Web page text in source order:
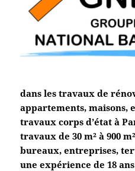
dans les travaux de
appartements, maisons,
travaux corps d’état à
travaux de 30 m² à 900
bureaux, entreprises,
une expérience de 18